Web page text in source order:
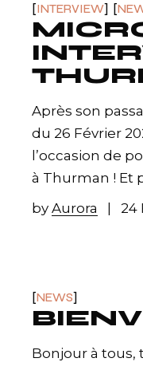
INTERVIEW
Après son
du 26 Février
l’occasion de
à Thurman ! Et
byAurora 24
NEWS
Bonjour à tous,